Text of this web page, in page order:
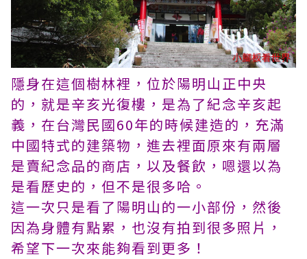
隱身在這個樹林裡，位於陽明山正中央
的，就是辛亥光復樓，是為了紀念辛亥起
義，在台灣民國60年的時候建造的，充滿
中國特式的建築物，進去裡面原來有兩層
是賣紀念品的商店，以及餐飲，嗯還以為
是看歷史的，但不是很多哈。
這一次只是看了陽明山的一小部份，然後
因為身體有點累，也沒有拍到很多照片，
希望下一次來能夠看到更多！